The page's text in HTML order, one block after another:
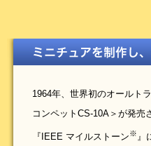
1964年、世界初のオールト
コンペットCS-10A＞が発売
『IEEE マイルストーン※』